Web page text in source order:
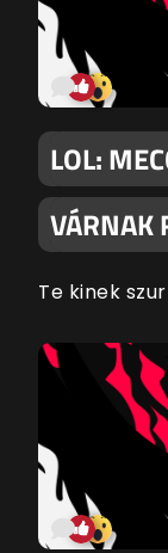
LOL:
VÁRNAK
Te kinek